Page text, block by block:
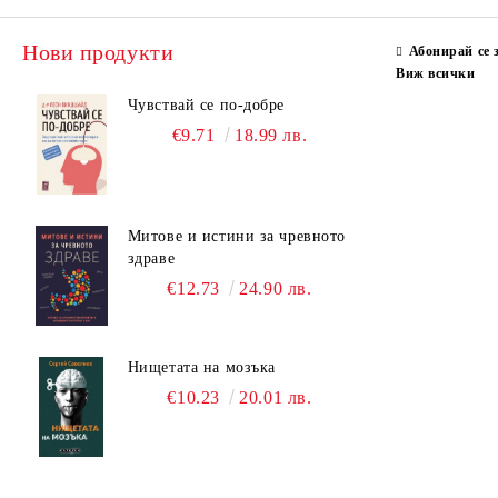
Нови продукти
Чувствай се по-добре
€9.71 18.99 лв.
Митове и истини за чревното
здраве
€12.73 24.90 лв.
Нищетата на мозъка
€10.23 20.01 лв.
Абонирай се
Виж всички